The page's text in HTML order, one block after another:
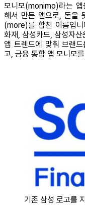
모니모(monimo)라는 앱
해서 만든 앱으로, 돈을
(more)를 합친 이름입니
화재, 삼성카드, 삼성자
앱 트렌드에 맞춰 브랜
고, 금융 통합 앱 모니모
기존 삼성 로고를